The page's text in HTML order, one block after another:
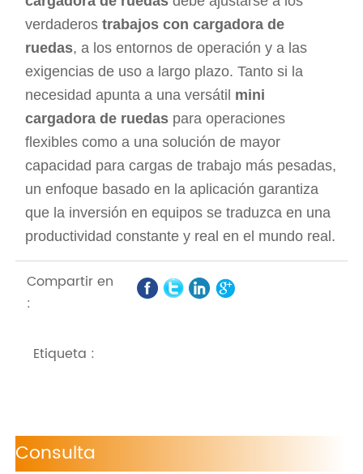
verdaderostrabajos con cargadora de
ruedas, a los entornos de operación y a las
exigencias de uso a largo plazo. Tanto si la
necesidad apunta a una versátil mini
cargadora de ruedas para operaciones
flexibles como a una solución de mayor
capacidad para cargas de trabajo más pesadas,
un enfoque basado en la aplicación garantiza
que la inversión en equipos se traduzca en una
productividad constante y real en el mundo real.
Compartir en
:
Etiqueta :
Consulta